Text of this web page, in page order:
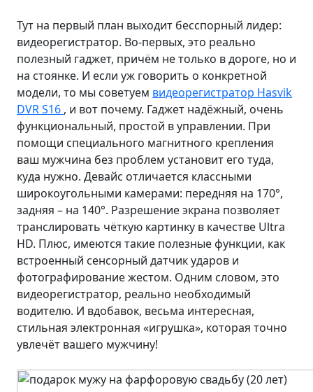
Тут на первый план выходит бесспорный лидер:
видеорегистратор. Во-первых, это реально
полезный гаджет, причём не только в дороге, но и
на стоянке. И если уж говорить о конкретной
модели, то мы советуем видеорегистратор Hasvik
DVR S16 , и вот почему. Гаджет надёжный, очень
функциональный, простой в управлении. При
помощи специального магнитного крепления
ваш мужчина без проблем установит его туда,
куда нужно. Девайс отличается классными
широкоугольными камерами: передняя на 170°,
задняя – на 140°. Разрешение экрана позволяет
транслировать чёткую картинку в качестве Ultra
HD. Плюс, имеются такие полезные функции, как
встроенный сенсорный датчик ударов и
фотографирование жестом. Одним словом, это
видеорегистратор, реально необходимый
водителю. И вдобавок, весьма интересная,
стильная электронная «игрушка», которая точно
увлечёт вашего мужчину!